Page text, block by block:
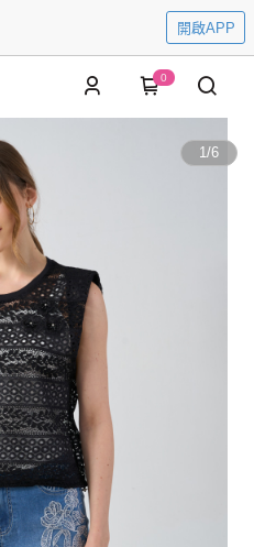
開啟APP
0
1/6